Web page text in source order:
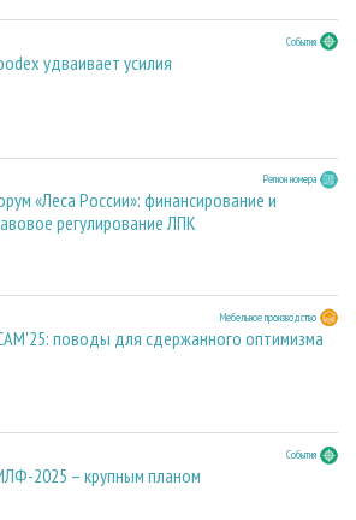
События
удваивает усилия
Регион номера
«Леса России»: финансирование и
регулирование ЛПК
Мебельное производство
поводы для сдержанного оптимизма
События
2025 – крупным планом